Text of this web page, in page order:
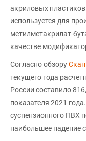
акриловых
используется для
метилметакрилат-
качестве
Согласно обзору
текущего года
России составило
показателя 2021
суспензионного ПВХ
наибольшее падение